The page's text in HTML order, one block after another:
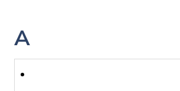
A